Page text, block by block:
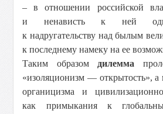
– в отношении российской
и ненависть к ней
к надругательству над былым
к последнему намеку на ее
Таким образом дилемма
«изоляционизм — открытость», а
органицизма и
как примыкания к